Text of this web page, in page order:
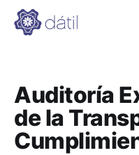
Auditoría
de la